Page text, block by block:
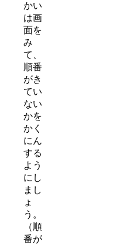
かい
は画
面を
み
て、
順番
がき
てい
ない
かを
かく
にん
する
よう
にし
まし
ょ
う。
（順
番が